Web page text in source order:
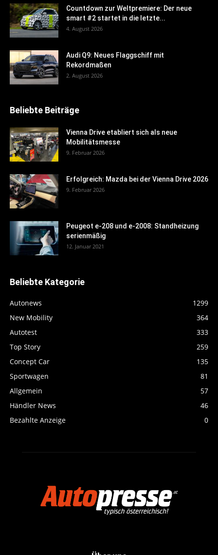
Countdown zur Weltpremiere: Der neue
smart #2 startet in die letzte...
4. August 2026
Audi Q9: Neues Flaggschiff mit
Rekordmaßen
2. August 2026
Beliebte Beiträge
Vienna Drive etabliert sich als neue
Mobilitätsmesse
9. Februar 2026
Erfolgreich: Mazda bei der Vienna Drive 2026
9. Februar 2026
Peugeot e-208 und e-2008: Standheizung
serienmäßig
12. Januar 2021
Beliebte Kategorie
Autonews
1299
New Mobility
364
Autotest
333
Top Story
259
Concept Car
135
Sportwagen
81
Allgemein
57
Händler News
46
Bezahlte Anzeige
0